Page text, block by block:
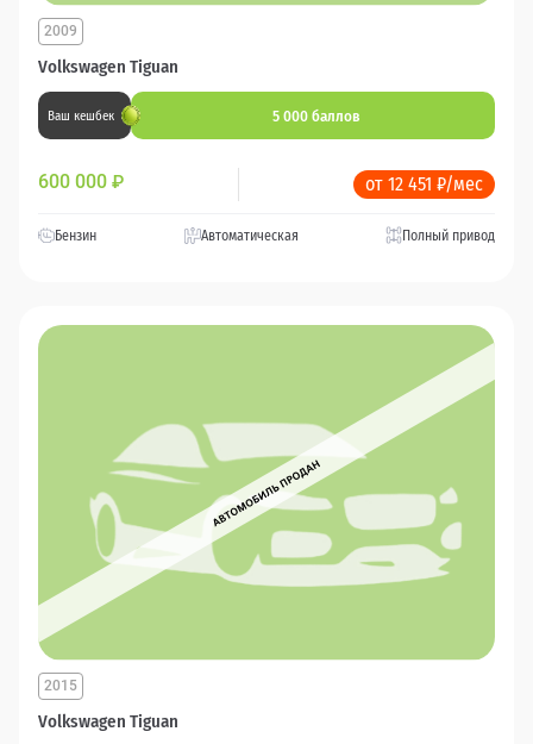
Volkswagen Tiguan
2009
Ваш кешбек 5 000 баллов
600 000 ₽ от 12 451 ₽/мес
Бензин Автоматическая Полный привод
Volkswagen Tiguan
2015